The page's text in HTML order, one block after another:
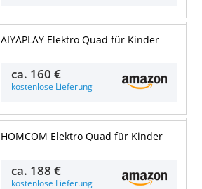
AIYAPLAY Elektro Quad für Kinder
ca. 160 €
kostenlose Lieferung
HOMCOM Elektro Quad für Kinder
ca. 188 €
kostenlose Lieferung